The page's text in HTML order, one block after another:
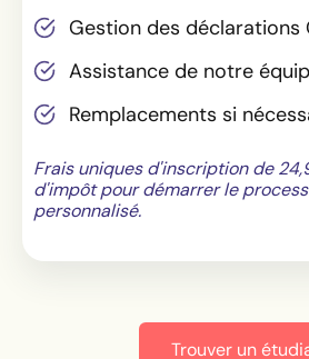
Gestion des déclarations
Assistance de notre
Remplacements si
Frais uniques d'inscription de
d'impôt pour démarrer le
personnalisé.
Trouver un